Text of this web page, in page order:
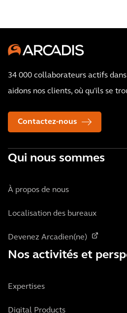
34 000 collaborateurs actifs
aidons nos clients, où qu'ils se
Contactez-nous
Qui nous sommes
À propos de nous
Localisation des bureaux
Devenez Arcadien(ne)
Nos activités et
Expertises
Digital Products